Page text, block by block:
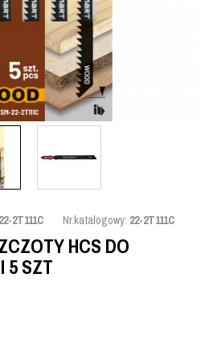
22-2T111C Nr.katalogowy: 22-2T111C
HCS DO
5 SZT